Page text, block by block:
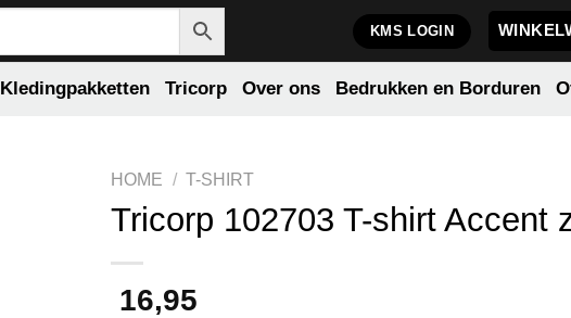
KMS LOGIN
Kledingpakketten Tricorp Over ons Bedrukken en Borduren
HOME / T-SHIRT
Tricorp 102703 T-shirt Accent
16,95